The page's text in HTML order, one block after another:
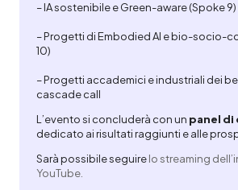
– IA sostenibile e Green-aware (Spoke 9)
– Progetti di Embodied AI e bio-socio-
10)
– Progetti accademici e industriali dei
cascade call
L’evento si concluderà con un panel di
dedicato ai risultati raggiunti e alle
Sarà possibile seguirelo streaming
YouTube.